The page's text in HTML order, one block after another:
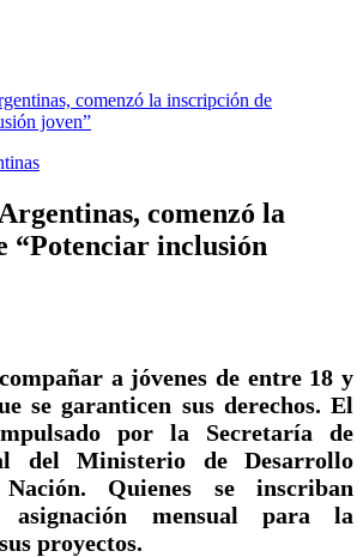
comenzó la inscripción de
joven”
comenzó la
“Potenciar inclusión
a jóvenes de entre 18 y
se garanticen sus derechos. El
por la Secretaría de
del Ministerio de Desarrollo
Quienes se inscriban
mensual para la
proyectos.